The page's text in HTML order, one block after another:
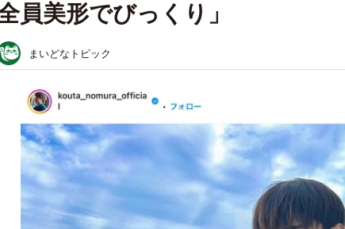
員美形でびっくり」
まいどなトピック